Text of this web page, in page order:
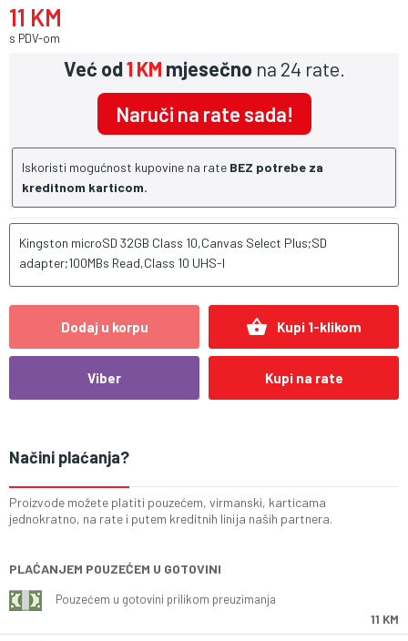
11 KM
s PDV-om
Već od1 KM mjesečno na 24 rate.
Naruči na rate sada!
Iskoristi mogućnost kupovine na rate BEZ potrebe za
kreditnom karticom.
Kingston microSD 32GB Class 10,Canvas Select Plus;SD
adapter;100MBs Read,Class 10 UHS-I
Dodaj u korpu shopping_basket Kupi 1-klikom
Viber Kupi na rate
Načini plaćanja?
Proizvode možete platiti pouzećem, virmanski, karticama
jednokratno, na rate i putem kreditnih linija naših partnera.
PLAĆANJEM POUZEĆEM U GOTOVINI
Pouzećem u gotovini prilikom preuzimanja
11 KM